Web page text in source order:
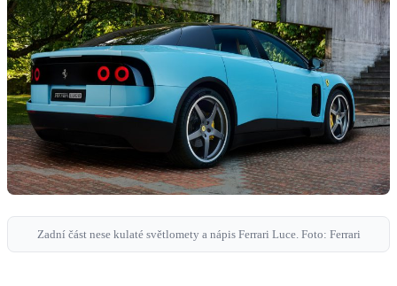
Zadní část nese kulaté světlomety a nápis Ferrari Luce. Foto: Ferrari